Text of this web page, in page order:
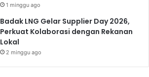
1 minggu ago
Badak LNG Gelar Supplier Day 2026,
Perkuat Kolaborasi dengan Rekanan
Lokal
2 minggu ago